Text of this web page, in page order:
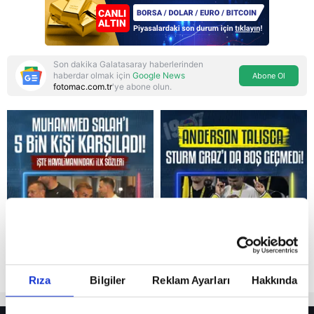
Rıza Bilgiler Reklam Ayarları Hakkında
Reddet
Son dakika Galatasaray haberlerinden
haberdar olmak için Google News
fotomac.com.tr'ye abone olun.
Abone Ol